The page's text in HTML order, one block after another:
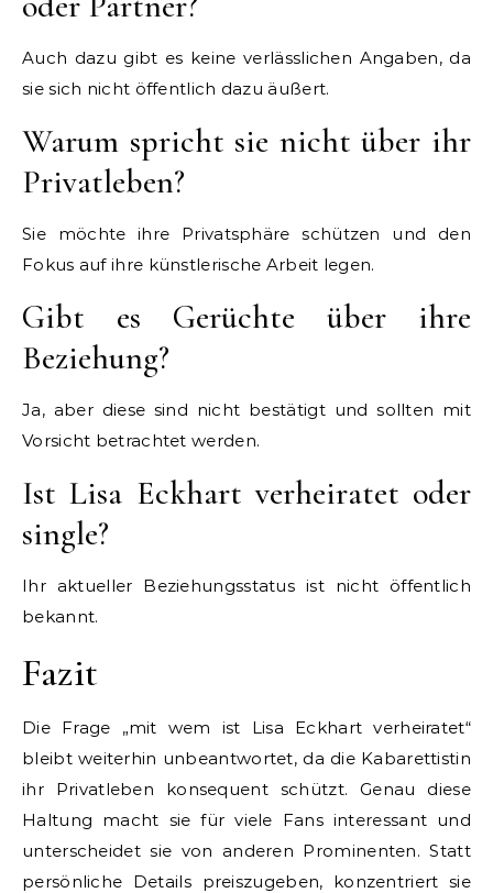
Auch dazu gibt es keine verlässlichen Angaben, da
sie sich nicht öffentlich dazu äußert.
Warum spricht sie nicht über ihr
Privatleben?
Sie möchte ihre Privatsphäre schützen und den
Fokus auf ihre künstlerische Arbeit legen.
Gibt es Gerüchte über ihre
Beziehung?
Ja, aber diese sind nicht bestätigt und sollten mit
Vorsicht betrachtet werden.
Ist Lisa Eckhart verheiratet oder
single?
Ihr aktueller Beziehungsstatus ist nicht öffentlich
bekannt.
Fazit
Die Frage „mit wem ist Lisa Eckhart verheiratet“
bleibt weiterhin unbeantwortet, da die Kabarettistin
ihr Privatleben konsequent schützt. Genau diese
Haltung macht sie für viele Fans interessant und
unterscheidet sie von anderen Prominenten. Statt
persönliche Details preiszugeben, konzentriert sie